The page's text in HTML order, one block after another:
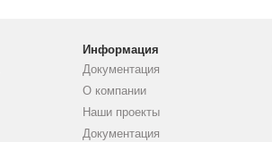
Информация
Документация
О компании
Наши проекты
Документация